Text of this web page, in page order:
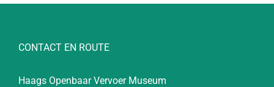
CONTACT EN ROUTE
Haags Openbaar Vervoer Museum